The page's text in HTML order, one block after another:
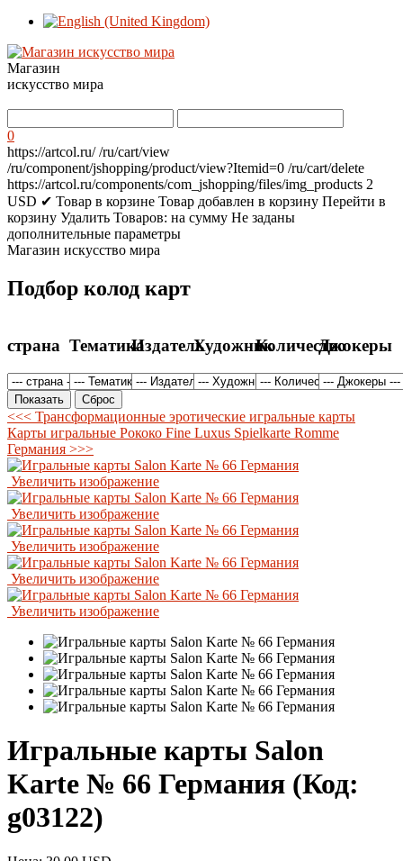
Магазин
искусство мира
0
https://artcol.ru/ /ru/cart/view
/ru/component/jshopping/product/view?Itemid=0 /ru/cart/delete
https://artcol.ru/components/com_jshopping/files/img_products 2
USD ✔ Товар в корзине Товар добавлен в корзину Перейти в
корзину Удалить Товаров: на сумму Не заданы
дополнительные параметры
Магазин искусство мира
Подбор колод карт
страна ТематикаИздательХудожникКоличествоДжокеры
<<< Трансформационные эротические игральные карты
Карты игральные Рококо Fine Luxus Spielkarte Romme
Германия >>>
Увеличить изображение
Увеличить изображение
Увеличить изображение
Увеличить изображение
Увеличить изображение
Игральные карты Salon
Karte № 66 Германия (Код:
g03122)